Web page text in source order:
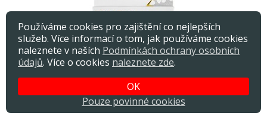
BUGO LEPOVÁ OCHRANA POSTELE PROTI ŠTĚNICÍM NA
MĚKKOU PODLAHU 10metrů
Používáme cookies pro zajištění co nejlepších
služeb. Více informací o tom, jak používáme cookies
naleznete v naších Podmínkách ochrany osobních
údajů. Více o cookies naleznete zde.
OK
Pouze povinné cookies